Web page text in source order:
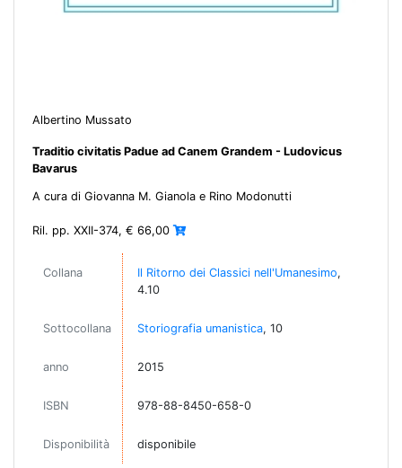
Albertino Mussato
Traditio civitatis Padue ad Canem Grandem - Ludovicus
Bavarus
A cura di Giovanna M. Gianola e Rino Modonutti
Ril. pp. XXII-374, € 66,00
Collana Il Ritorno dei Classici nell'Umanesimo,
4.10
Sottocollana Storiografia umanistica, 10
anno 2015
ISBN 978-88-8450-658-0
Disponibilità disponibile